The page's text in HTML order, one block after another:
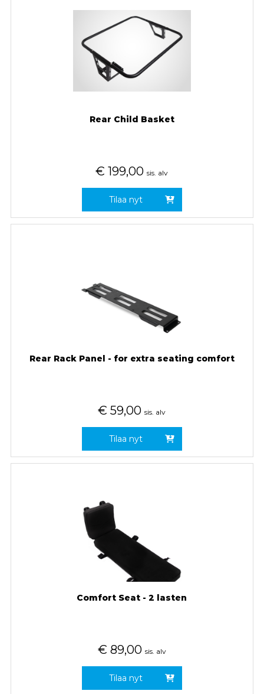
Rear Child Basket
€ 199,00 sis. alv
Tilaa nyt
Rear Rack Panel - for extra seating comfort
€ 59,00 sis. alv
Tilaa nyt
Comfort Seat - 2 lasten
€ 89,00 sis. alv
Tilaa nyt